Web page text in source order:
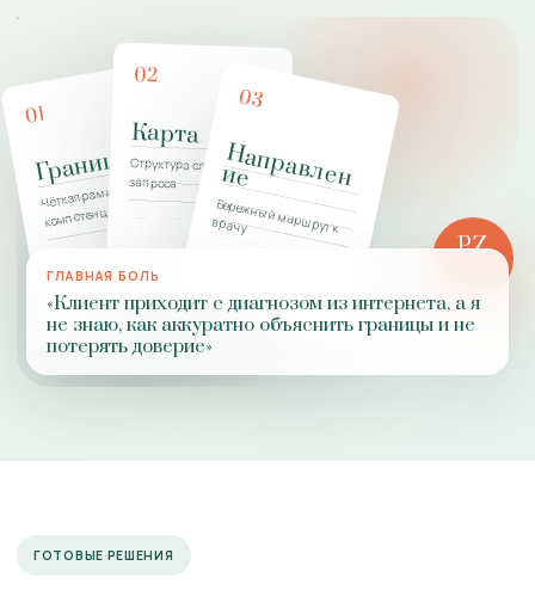
01
Границы
Чёткая рамка
компетенции
02
Карта
Структура сложного
запроса
03
Н
а
п
р
а
в
л
е
н
и
е
Бережный маршрут к
врачу
PZ
ГЛАВНАЯ БОЛЬ
«Клиент приходит с диагнозом из интернета, а я
не знаю, как аккуратно объяснить границы и не
потерять доверие»
ГОТОВЫЕ РЕШЕНИЯ